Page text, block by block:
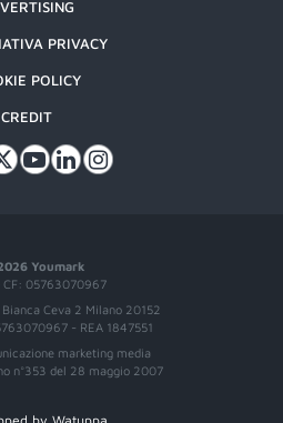
Youmark
CF: 05763070967
Bianca Ceva 2 Milano 20152
- REA 1847551
marketing media
n°353 del 28 maggio 2007
PRIVACY
POLICY
CREDIT